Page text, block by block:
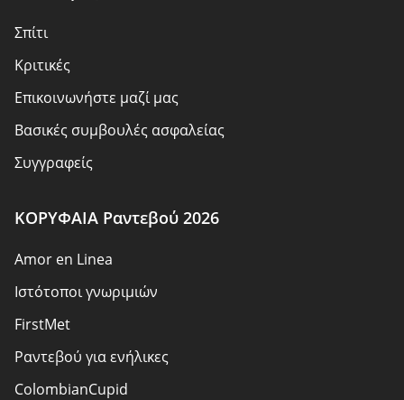
Σπίτι
Kριτικές
Επικοινωνήστε μαζί μας
Βασικές συμβουλές ασφαλείας
Συγγραφείς
Ευθύνη
Αποκάλυψη συνεργατών
Σχετικά με εμάς
Χάρτης ιστότοπου
ΚΟΡΥΦΑΙΑ Ραντεβού 2026
Amor en Linea
Ιστότοποι γνωριμιών
FirstMet
Ραντεβού για ενήλικες
ColombianCupid